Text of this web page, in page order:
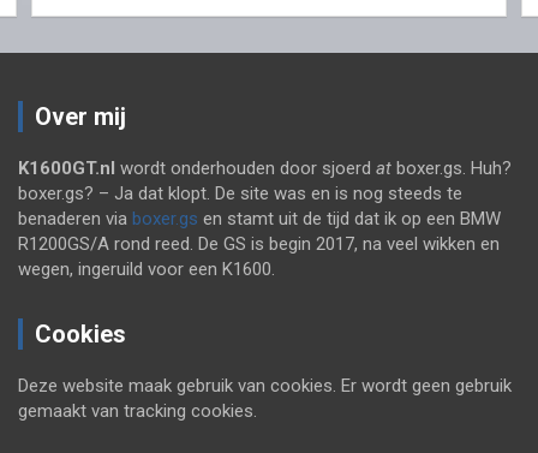
Over mij
K1600GT.nl wordt onderhouden door sjoerd at boxer.gs. Huh?
boxer.gs? – Ja dat klopt. De site was en is nog steeds te
benaderen via boxer.gs en stamt uit de tijd dat ik op een BMW
R1200GS/A rond reed. De GS is begin 2017, na veel wikken en
wegen, ingeruild voor een K1600.
Cookies
Deze website maak gebruik van cookies. Er wordt geen gebruik
gemaakt van tracking cookies.